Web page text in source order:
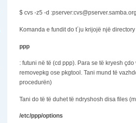
$ cvs -z5 -d
Komanda e fundit do t´ju krijojë një
ppp
: futuni në të (cd ppp). Para se të kryesh
removepkg ose pkgtool. Tani mund të
procedurën)
Tani do të të duhet të ndryshosh disa files
/etc/ppp/options